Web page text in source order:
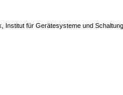
Institut für Gerätesysteme und